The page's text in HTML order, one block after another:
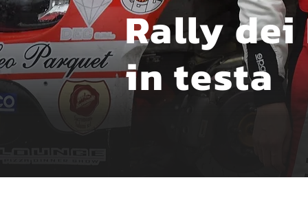
Rally
in testa